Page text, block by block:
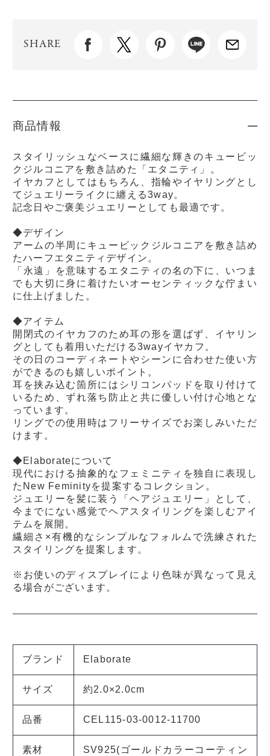
SHARE
商品情報
スタイリッシュなベースに繊細な輝きのキュービッ
クジルコニアを敷き詰めた「エタニティ」。
イヤカフとしてはもちろん、指輪やイヤリングとし
てジュエリーライクに纏える3way。
記念日やご褒美ジュエリーとしても最適です。
◆デザイン
アームの半周にキュービックジルコニアを敷き詰め
たハーフエタニティデザイン。
「永遠」を意味するエタニティの名の下に、いつま
でも大切に身に着けたいオーセンティックな佇まい
に仕上げました。
◆アイテム
開閉式のイヤカフのため耳の形を選ばず、イヤリン
グとしても着用いただける3wayイヤカフ。
その日のコーディネートやシーンに合わせた使い方
ができるのも嬉しいポイント。
耳を挟み込む箇所にはシリコンパッドを取り付けて
いるため、ずれ落ち防止と共に優しい付け心地とな
っています。
リングでの使用時はフリーサイズでお楽しみいただ
けます。
◆Elaborateについて
現代における抽象的なフェミニティを独自に表現し
たNew Feminityを提案するコレクション。
ジュエリーを髪に装う「ヘアジュエリー」として、
今までにない感覚でヘアスタイリングを楽しむアイ
テムを展開。
繊細さ×有機的なシンプルなフォルムで洗練された
スタイリングを提案します。
※お使いのディスプレイにより色味が異なって見え
る場合がございます。
ブランド Elaborate
サイズ 約2.0×2.0cm
品番 CEL115-03-0012-11700
素材
SV925(ゴールドカラーコーティン